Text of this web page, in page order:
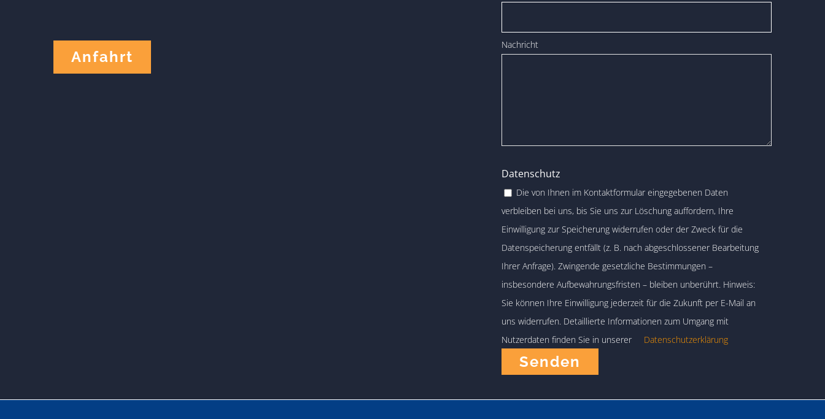
Anfahrt
Nachricht
Datenschutz
Die von Ihnen im Kontaktformular eingegebenen Daten
verbleiben bei uns, bis Sie uns zur Löschung auffordern, Ihre
Einwilligung zur Speicherung widerrufen oder der Zweck für die
Datenspeicherung entfällt (z. B. nach abgeschlossener Bearbeitung
Ihrer Anfrage). Zwingende gesetzliche Bestimmungen –
insbesondere Aufbewahrungsfristen – bleiben unberührt. Hinweis:
Sie können Ihre Einwilligung jederzeit für die Zukunft per E-Mail an
uns widerrufen. Detaillierte Informationen zum Umgang mit
Nutzerdaten finden Sie in unserer Datenschutzerklärung